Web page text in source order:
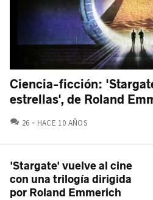
Ciencia-ficción:
estrellas', de Roland
26 COMENTARIOS
HACE 10 AÑOS
'Stargate' vuelve al cine
con una trilogía dirigida
por Roland Emmerich